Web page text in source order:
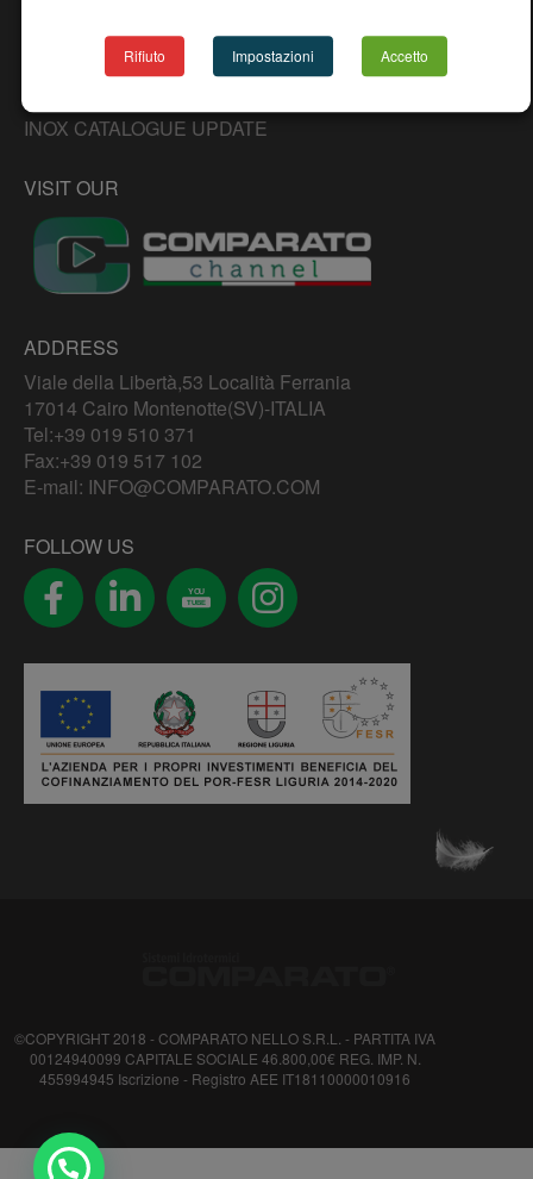
PRODUCTS CATALOG
GENERAL CATALOGUE
INOX CATALOGUE UPDATE
VISIT OUR
ADDRESS
Viale della Libertà,53 Località Ferrania
17014 Cairo Montenotte(SV)-ITALIA
Tel:+39 019 510 371
Fax:+39 019 517 102
E-mail: INFO@COMPARATO.COM
FOLLOW US
YOU
TUBE
©COPYRIGHT 2018 - COMPARATO NELLO S.R.L. - PARTITA IVA
00124940099 CAPITALE SOCIALE 46.800,00€ REG. IMP. N.
455994945 Iscrizione - Registro AEE IT18110000010916
Rifiuto Impostazioni Accetto